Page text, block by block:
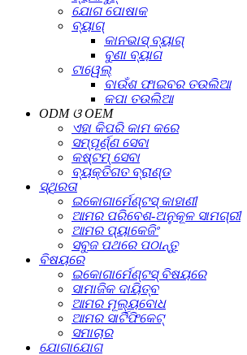
ଯୋଗ ପୋଷାକ
ବ୍ୟାଗ୍
କାନଭାସ୍ ବ୍ୟାଗ୍
ବୁଣା ବ୍ୟାଗ
ଟାୱେଲ୍
ବାଉଁଶ ଫାଇବର ତଉଲିଆ
କପା ତଉଲିଆ
ODM ଓ OEM
ଏହା କିପରି କାମ କରେ
ସମ୍ପୂର୍ଣ୍ଣ ସେବା
କଷ୍ଟମ୍ ସେବା
ବ୍ୟକ୍ତିଗତ ବ୍ରାଣ୍ଡ
ସ୍ଥିରତା
ଇକୋଗାର୍ମେଣ୍ଟସ୍ କାହାଣୀ
ଆମର ପରିବେଶ-ଅନୁକୂଳ ସାମଗ୍ରୀ
ଆମର ପ୍ୟାକେଜିଂ
ସବୁଜ ପଥରେ ପଠାନ୍ତୁ
ବିଷୟରେ
ଇକୋଗାର୍ମେଣ୍ଟସ୍ ବିଷୟରେ
ସାମାଜିକ ଦାୟିତ୍ବ
ଆମର ମୂଲ୍ୟବୋଧ
ଆମର ସାର୍ଟିଫିକେଟ୍
ସମାଚାର
ଯୋଗାଯୋଗ